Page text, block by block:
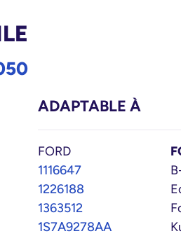
ADAPTABLE À
FORD
1116647
1226188
1363512
1S7A9278AA